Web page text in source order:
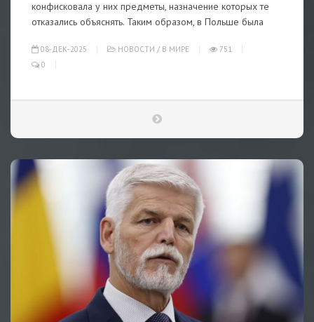
конфисковала у них предметы, назначение которых те
отказались объяснять. Таким образом, в Польше была
08-ДЕК-2025 НОВОСТИ / В МИРЕ
751
0